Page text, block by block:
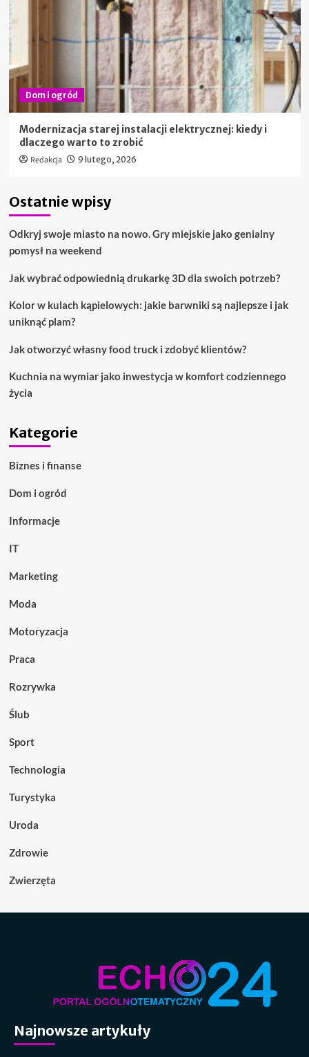
Dom i ogród
Modernizacja starej instalacji elektrycznej: kiedy i
dlaczego warto to zrobić
Redakcja 9 lutego, 2026
Ostatnie wpisy
Odkryj swoje miasto na nowo. Gry miejskie jako genialny
pomysł na weekend
Jak wybrać odpowiednią drukarkę 3D dla swoich potrzeb?
Kolor w kulach kąpielowych: jakie barwniki są najlepsze i jak
uniknąć plam?
Jak otworzyć własny food truck i zdobyć klientów?
Kuchnia na wymiar jako inwestycja w komfort codziennego
życia
Kategorie
Biznes i finanse
Dom i ogród
Informacje
IT
Marketing
Moda
Motoryzacja
Praca
Rozrywka
Ślub
Sport
Technologia
Turystyka
Uroda
Zdrowie
Zwierzęta
Najnowsze artykuły